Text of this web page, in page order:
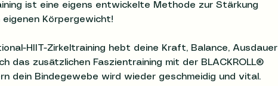
ist eine eigens entwickelte Methode zur Stärkung
Körpergewicht!
HIIT-Zirkeltraining hebt deine Kraft, Balance, Ausdauer
das zusätzlichen Faszientraining mit der BLACKROLL®
dein Bindegewebe wird wieder geschmeidig und vital.